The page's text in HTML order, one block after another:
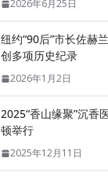
2026年6月25日
纽约“90后”市长佐赫
创多项历史纪录
2026年1月2日
2025“香山缘聚”沉香
顿举行
2025年12月11日